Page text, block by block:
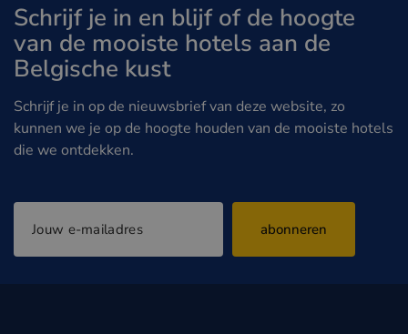
Schrijf je in en blijf of de hoogte
van de mooiste hotels aan de
Belgische kust
Schrijf je in op de nieuwsbrief van deze website, zo
kunnen we je op de hoogte houden van de mooiste hotels
die we ontdekken.
abonneren